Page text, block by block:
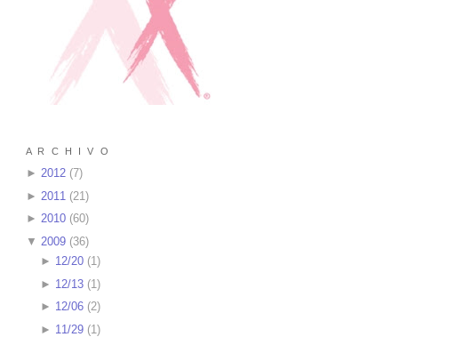
A R C H I V O
► 2012 (7)
► 2011 (21 )
► 2010 (60)
▼ 2009 (36)
► 12/20(1)
► 12/13(1)
► 12/06(2)
► 11/29(1)